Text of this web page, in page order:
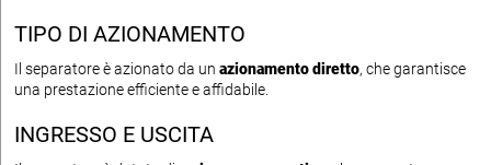
TIPO DI AZIONAMENTO
Il separatore è azionato da un azionamento diretto, che garantisce
una prestazione efficiente e affidabile.
INGRESSO E USCITA